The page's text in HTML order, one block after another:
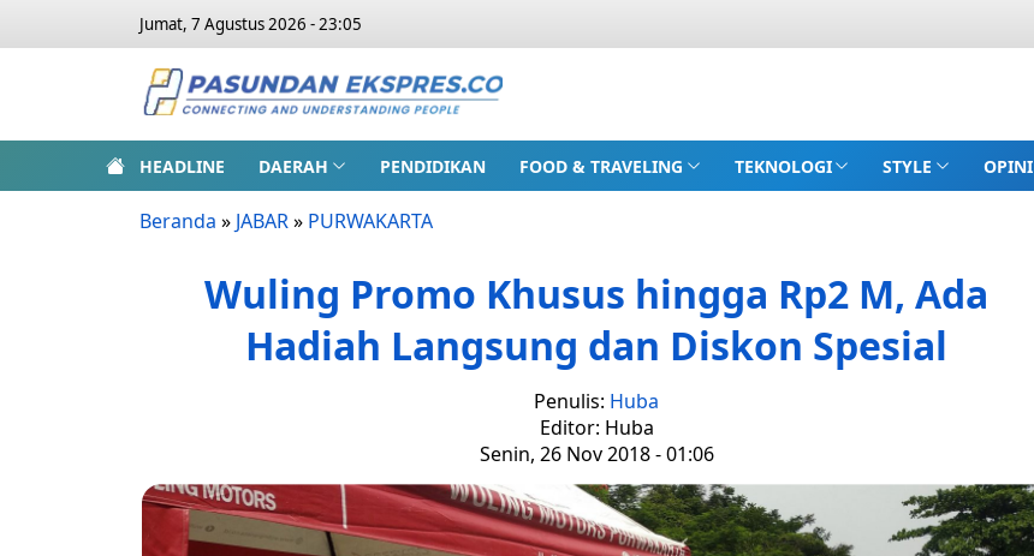
Jumat, 7 Agustus 2026 - 23:05
HEADLINE DAERAH PENDIDIKAN FOOD & TRAVELING TEKNOLOGI STYLE OPINI
Beranda » JABAR» PURWAKARTA
Wuling Promo Khusus hingga Rp2 M, Ada
Hadiah Langsung dan Diskon Spesial
Penulis: Huba
Editor: Huba
Senin, 26 Nov 2018 - 01:06